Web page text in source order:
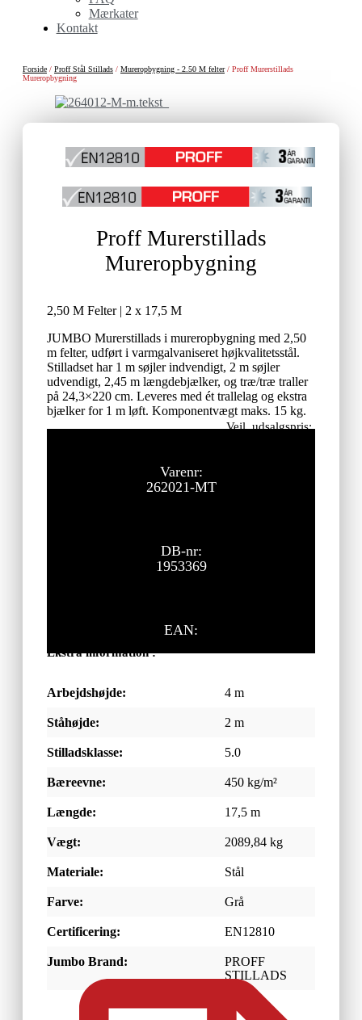
Mærkater
Kontakt
Forside / Proff Stål Stillads / Mureropbygning - 2.50 M felter/ Proff Murerstillads
Mureropbygning
Proff Murerstillads
Mureropbygning
2,50 M Felter | 2 x 17,5 M
JUMBO Murerstillads i mureropbygning med 2,50
m felter, udført i varmgalvaniseret højkvalitetsstål.
Stilladset har 1 m søjler indvendigt, 2 m søjler
udvendigt, 2,45 m længdebjælker, og træ/træ traller
på 24,3×220 cm. Leveres med ét trallelag og ekstra
bjælker for 1 m løft. Komponentvægt maks. 15 kg.
Vejl. udsalgspris:
Varenr:
262021-MT
DB-nr:
1953369
EAN:
Ekstra information :
Arbejdshøjde: 4 m
Ståhøjde: 2 m
Stilladsklasse: 5.0
Bæreevne: 450 kg/m²
Længde: 17,5 m
Vægt: 2089,84 kg
Materiale: Stål
Farve: Grå
Certificering: EN12810
Jumbo Brand:
PROFF
STILLADS